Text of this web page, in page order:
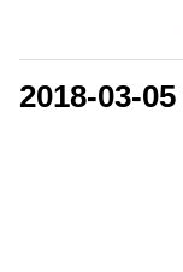
2018-03-05